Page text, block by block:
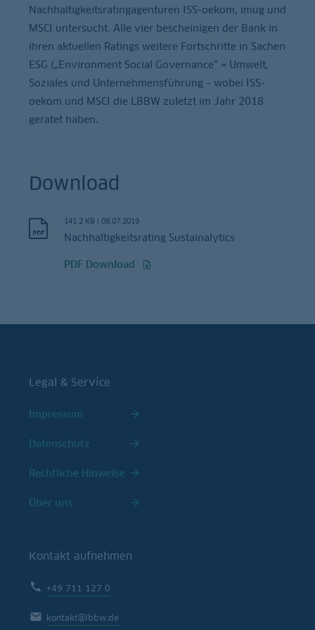
Nachhaltigkeitsratingagenturen ISS-oekom, imug und
MSCI untersucht. Alle vier bescheinigen der Bank in
ihren aktuellen Ratings weitere Fortschritte in Sachen
ESG („Environment Social Governance“ = Umwelt,
Soziales und Unternehmensführung – wobei ISS-
oekom und MSCI die LBBW zuletzt im Jahr 2018
geratet haben.
Download
141.2 KB | 08.07.2019
Nachhaltigkeitsrating Sustainalytics
PDF Download
Legal & Service
Impressum
Datenschutz
Rechtliche Hinweise
Über uns
Kontakt aufnehmen
+49 711 127 0
kontakt@lbbw.de